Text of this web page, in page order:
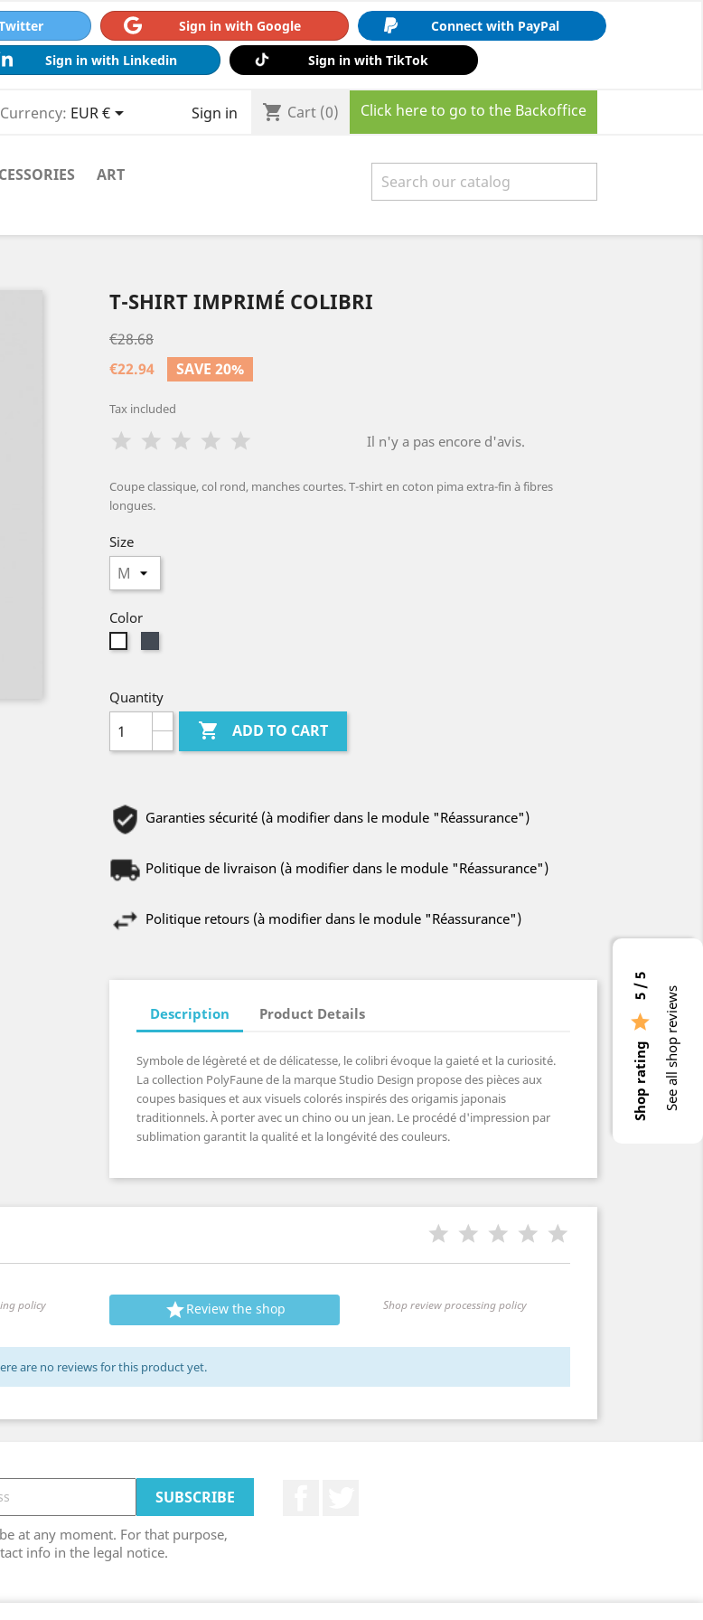
Shop rating

5 / 5 See all shop reviews
Sign in with Google
Connect with PayPal
Sign in with Linkedin Sign in with TikTok
Currency: EUR € Sign in shopping_cart Cart (0) Click here to go to the Backoffice
ART
T-SHIRT IMPRIMÉ COLIBRI
€28.68
€22.94
SAVE 20%
Tax included
Il n'y a pas encore d'avis.
Coupe classique, col rond, manches courtes. T-shirt en coton pima extra-fin à fibres
longues.
Size
Color
Quantity
 ADD TO CART
Garanties sécurité (à modifier dans le module "Réassurance")
Politique de livraison (à modifier dans le module "Réassurance")
Politique retours (à modifier dans le module "Réassurance")
Description Product Details
Symbole de légèreté et de délicatesse, le colibri évoque la gaieté et la curiosité.
La collection PolyFaune de la marque Studio Design propose des pièces aux
coupes basiques et aux visuels colorés inspirés des origamis japonais
traditionnels. À porter avec un chino ou un jean. Le procédé d'impression par
sublimation garantit la qualité et la longévité des couleurs.
policy Review the shop Shop review processing policy
are no reviews for this product yet.
at any moment. For that purpose,
info in the legal notice.